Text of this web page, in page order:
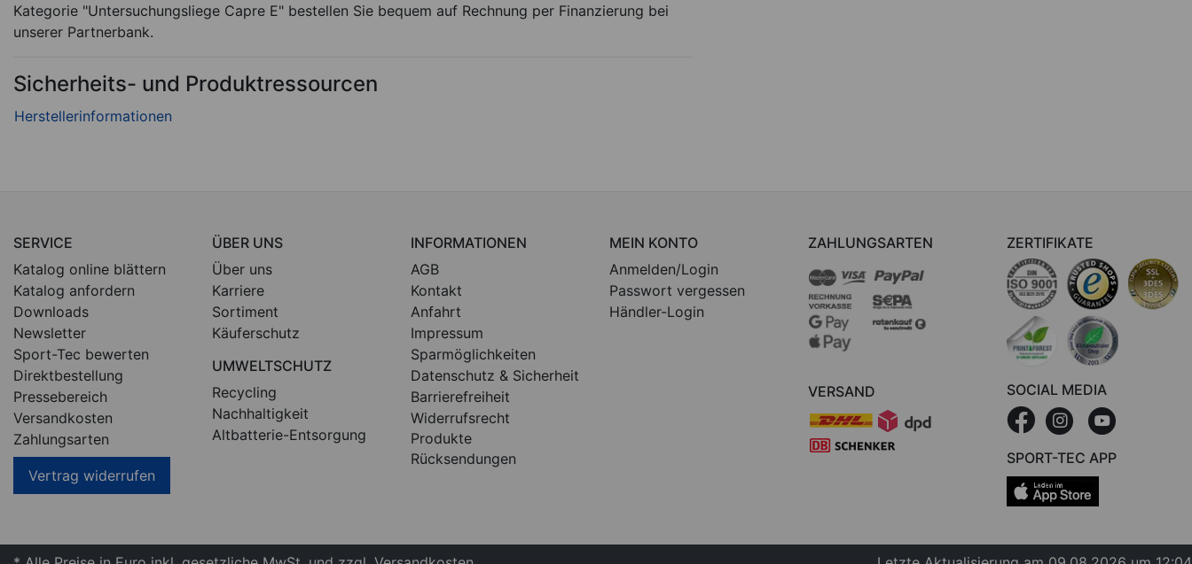
Kategorie "Untersuchungsliege Capre E" bestellen Sie bequem auf Rechnung per Finanzierung bei
unserer Partnerbank.
Sicherheits- und Produktressourcen
SERVICE
Katalog online blättern
Katalog anfordern
Downloads
Newsletter
Sport-Tec bewerten
Direktbestellung
Pressebereich
Versandkosten
Zahlungsarten
Vertrag widerrufen
ÜBER UNS
Über uns
Karriere
Sortiment
Käuferschutz
UMWELTSCHUTZ
Recycling
Nachhaltigkeit
Altbatterie-Entsorgung
INFORMATIONEN
AGB
Kontakt
Anfahrt
Impressum
Sparmöglichkeiten
Datenschutz & Sicherheit
Barrierefreiheit
Widerrufsrecht
Produkte
Rücksendungen
MEIN KONTO
Anmelden/Login
Passwort vergessen
Händler-Login
ZAHLUNGSARTEN
VERSAND
ZERTIFIKATE
SOCIAL MEDIA
SPORT-TEC APP